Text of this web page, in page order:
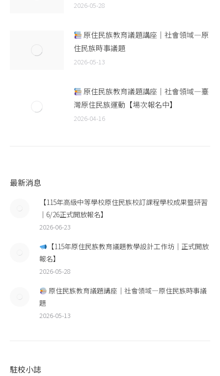
2026-05-28
原住民族教育議題講座｜社會領域—原
住民族時事議題
2026-05-13
原住民族教育議題講座｜社會領域—臺
灣原住民族運動【場次報名中】
2026-04-16
最新消息
【115年高級中等學校原住民族校訂課程學校成果暨研習
｜6/26正式開放報名】
2026-06-23
【115年原住民族教育議題教學設計工作坊｜正式開放
報名】
2026-05-28
原住民族教育議題講座｜社會領域—原住民族時事議
題
2026-05-13
駐校小誌